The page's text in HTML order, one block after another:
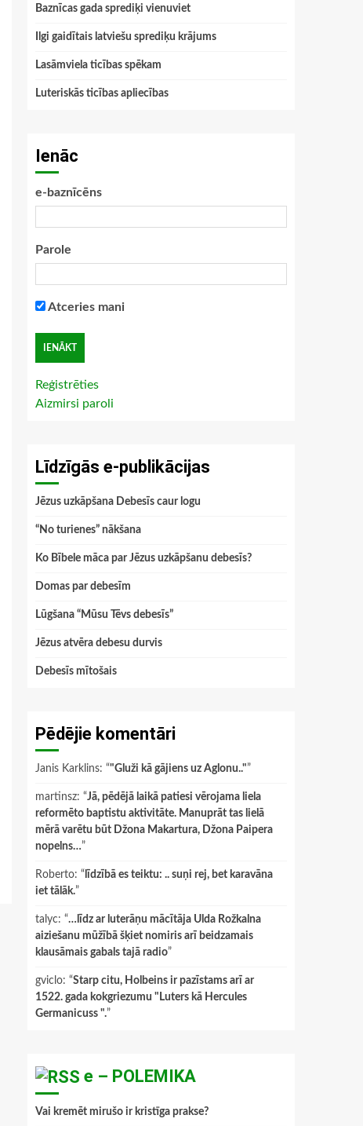
Baznīcas gada sprediķi vienuviet
Ilgi gaidītais latviešu sprediķu krājums
Lasāmviela ticības spēkam
Luteriskās ticības apliecības
Ienāc
e-baznīcēns
Parole
Atceries mani
Reģistrēties
Aizmirsi paroli
Līdzīgās e-publikācijas
Jēzus uzkāpšana Debesīs caur logu
“No turienes” nākšana
Ko Bībele māca par Jēzus uzkāpšanu debesīs?
Domas par debesīm
Lūgšana “Mūsu Tēvs debesīs”
Jēzus atvēra debesu durvis
Debesīs mītošais
Pēdējie komentāri
Janis Karklins: “"Gluži kā gājiens uz Aglonu.."”
martinsz: “Jā, pēdējā laikā patiesi vērojama liela
reformēto baptistu aktivitāte. Manuprāt tas lielā
mērā varētu būt Džona Makartura, Džona Paipera
nopelns…”
Roberto: “ līdzībā es teiktu: .. suņi rej, bet karavāna
iet tālāk.”
talyc: “…līdz ar luterāņu mācītāja Ulda Rožkalna
aiziešanu mūžībā šķiet nomiris arī beidzamais
klausāmais gabals tajā radio”
gviclo: “Starp citu, Holbeins ir pazīstams arī ar
1522. gada kokgriezumu "Luters kā Hercules
Germanicuss ".”
e – POLEMIKA
Vai kremēt mirušo ir kristīga prakse?